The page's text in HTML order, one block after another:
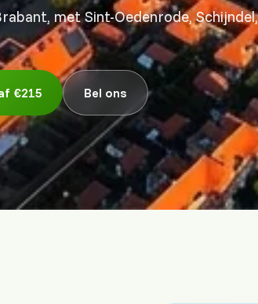
met Sint-Oedenrode,
€215 Bel ons